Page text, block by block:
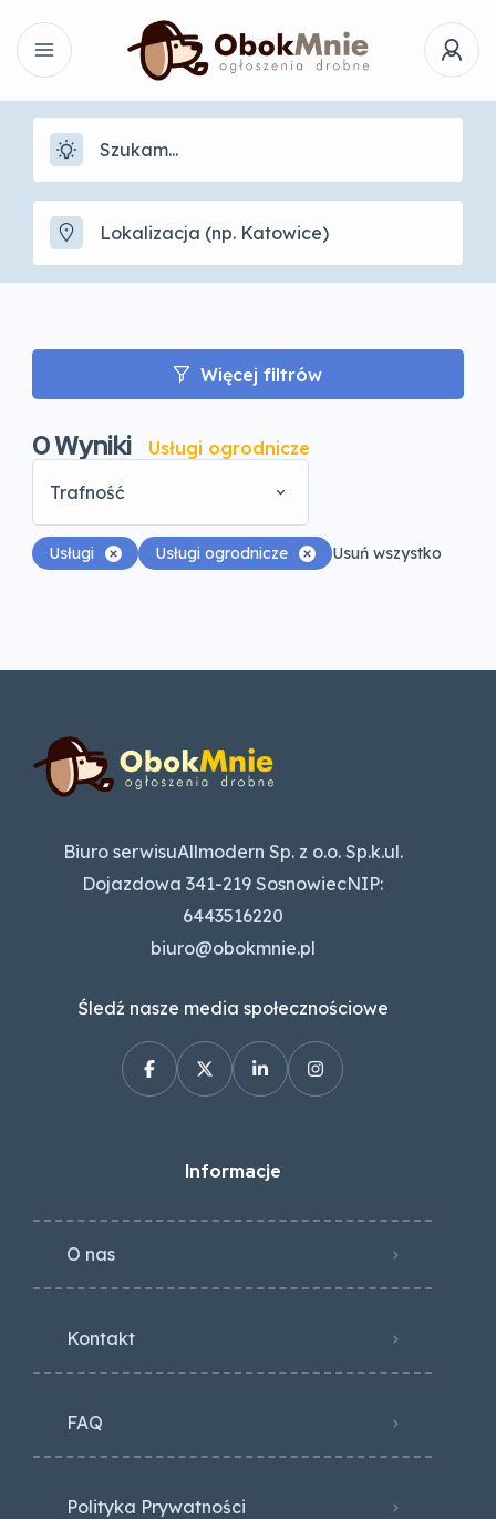
Więcej filtrów
0Wyniki
Usługi ogrodnicze
Trafność
Usługi Usługi ogrodnicze Usuń wszystko
Biuro serwisuAllmodern Sp. z o.o. Sp.k.ul.
Dojazdowa 341-219 SosnowiecNIP:
6443516220
biuro@obokmnie.pl
Śledź nasze media społecznościowe
Informacje
O nas
Kontakt
FAQ
Polityka Prywatności